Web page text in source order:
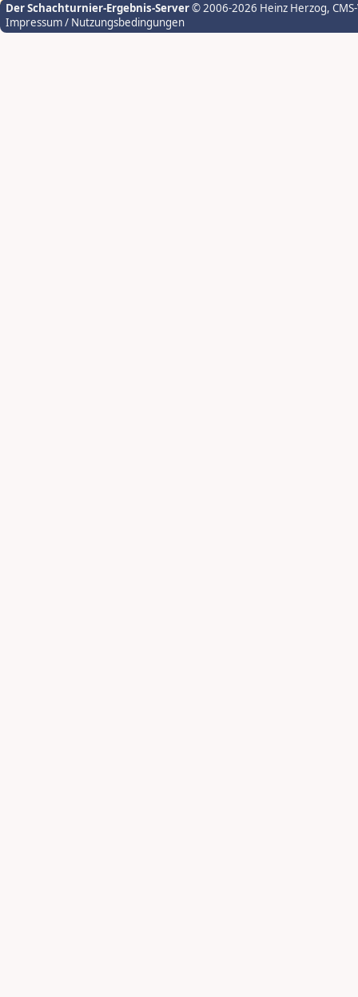
Der Schachturnier-Ergebnis-Server© 2006-2026 Heinz Herzog,
Impressum / Nutzungsbedingungen